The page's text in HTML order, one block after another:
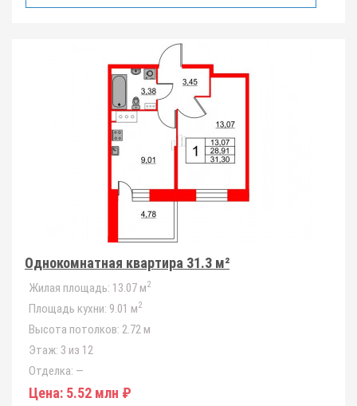
Однокомнатная квартира 31.3 м²
Жилая площадь: 13.07 м2
Площадь кухни: 9.01 м2
Высота потолков: 2.72 м
Этаж: 3 из 12
Отделка: —
Цена: 5.52 млн ₽